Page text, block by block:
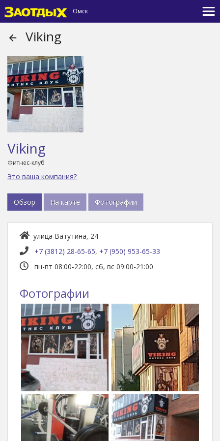
Омск
Viking
Viking
Фитнес-клуб
Это ваша компания?
Обзор На карте Фотографии
улица Ватутина, 24
+7 (3812) 28-65-65, +7 (950) 953-65-33
пн-пт 08:00-22:00, сб, вс 09:00-21:00
Фотографии